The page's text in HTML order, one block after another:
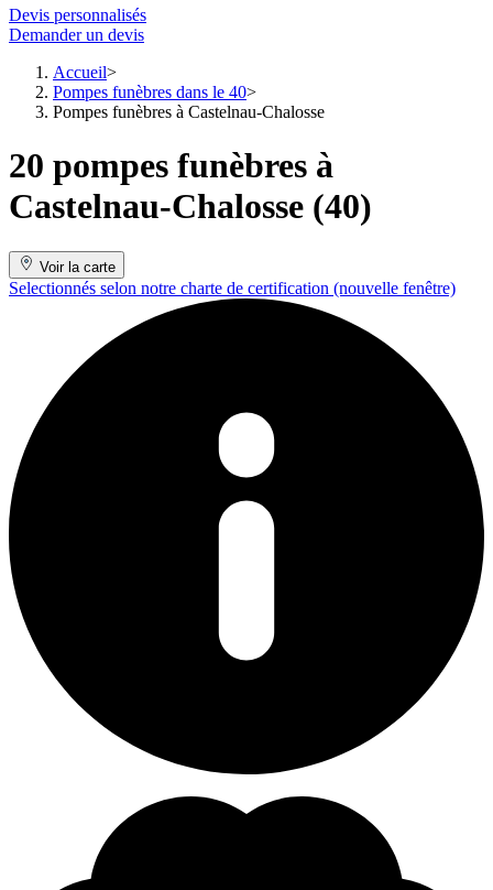
Devis personnalisés
Demander un devis
Accueil
Pompes funèbres dans le 40
Pompes funèbres à Castelnau-Chalosse
20 pompes funèbres à
Castelnau-Chalosse (40)
Voir la carte
Selectionnés selon notre charte de certification (nouvelle fenêtre)